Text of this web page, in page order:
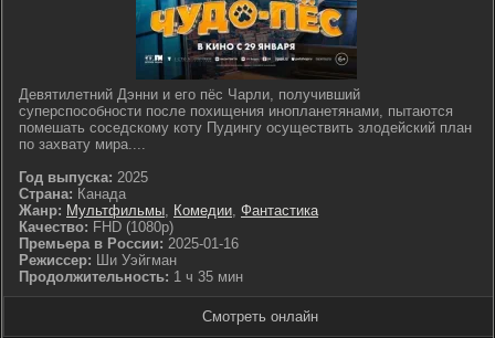
Девятилетний Дэнни и его пёс Чарли, получивший
суперспособности после похищения инопланетянами, пытаются
помешать соседскому коту Пудингу осуществить злодейский план
по захвату мира....
Год выпуска: 2025
Страна: Канада
Жанр: Мультфильмы, Комедии, Фантастика
Качество: FHD (1080p)
Премьера в России: 2025-01-16
Режиссер: Ши Уэйгман
Продолжительность: 1 ч 35 мин
Смотреть онлайн